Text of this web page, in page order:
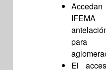
para
El